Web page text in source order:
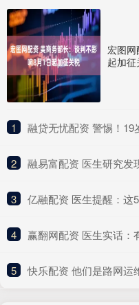
宏图网
起加
1 融贷无忧配资 警惕！19岁
2 融易富配资 医生研究发现：一旦
3 亿融配资 医生提醒：这5种药
4 赢翻网配资 医生实话：有肾囊
5 快乐配资 他们是路网运维“大管